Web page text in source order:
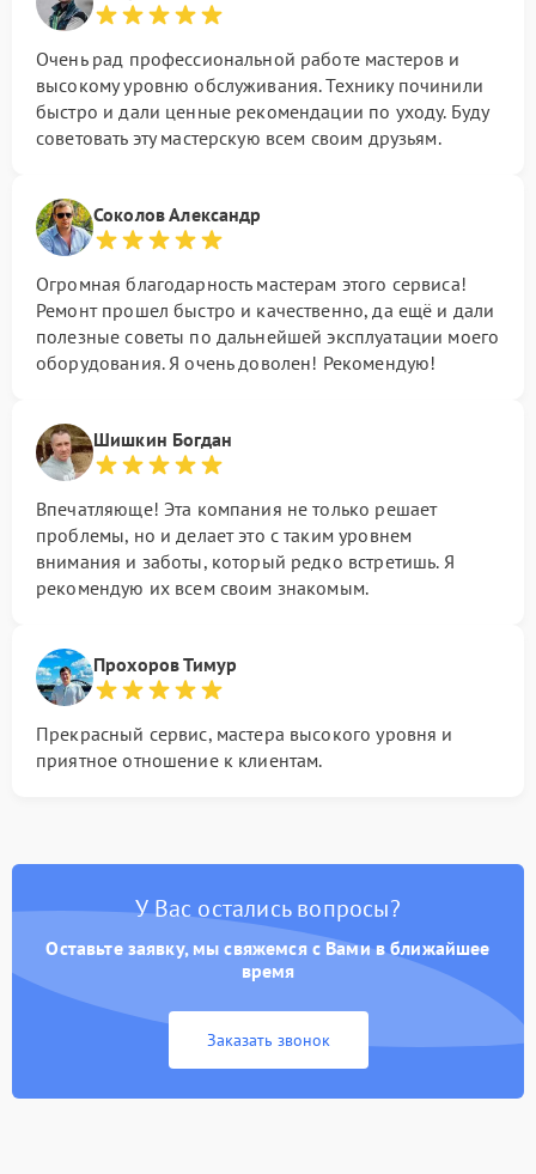
Очень рад профессиональной работе мастеров и
высокому уровню обслуживания. Технику починили
быстро и дали ценные рекомендации по уходу. Буду
советовать эту мастерскую всем своим друзьям.
Соколов Александр
Огромная благодарность мастерам этого сервиса!
Ремонт прошел быстро и качественно, да ещё и дали
полезные советы по дальнейшей эксплуатации моего
оборудования. Я очень доволен! Рекомендую!
Шишкин Богдан
Впечатляюще! Эта компания не только решает
проблемы, но и делает это с таким уровнем
внимания и заботы, который редко встретишь. Я
рекомендую их всем своим знакомым.
Прохоров Тимур
Прекрасный сервис, мастера высокого уровня и
приятное отношение к клиентам.
У Вас остались вопросы?
Оставьте заявку, мы свяжемся с Вами в ближайшее
время
Заказать звонок